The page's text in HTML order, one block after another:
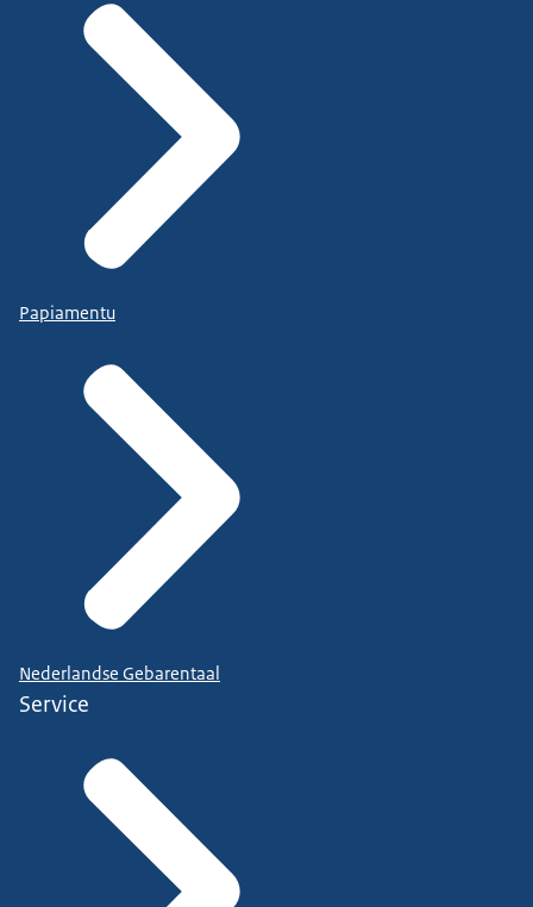
Papiamentu
Nederlandse Gebarentaal
Service